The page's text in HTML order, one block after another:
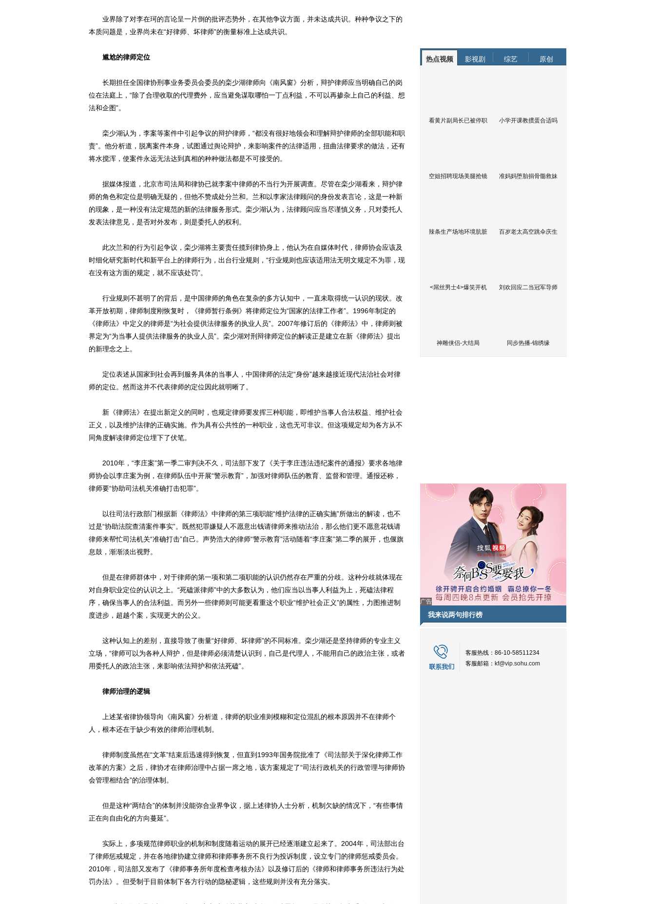
业界除了对李在珂的言论呈一片倒的批评态势外，在其他争议方面，并未达成共识。种种争议之下的
本质问题是，业界尚未在“好律师、坏律师”的衡量标准上达成共识。
尴尬的律师定位
长期担任全国律协刑事业务委员会委员的栾少湖律师向《南风窗》分析，辩护律师应当明确自己的岗
位在法庭上，“除了合理收取的代理费外，应当避免谋取哪怕一丁点利益，不可以再掺杂上自己的利益、想
法和企图”。
栾少湖认为，李案等案件中引起争议的辩护律师，“都没有很好地领会和理解辩护律师的全部职能和职
责”。他分析道，脱离案件本身，试图通过舆论辩护，来影响案件的法律适用，扭曲法律要求的做法，还有
将水搅浑，使案件永远无法达到真相的种种做法都是不可接受的。
据媒体报道，北京市司法局和律协已就李案中律师的不当行为开展调查。尽管在栾少湖看来，辩护律
师的角色和定位是明确无疑的，但他不赞成处分兰和。兰和以李家法律顾问的身份发表言论，这是一种新
的现象，是一种没有法定规范的新的法律服务形式。栾少湖认为，法律顾问应当尽谨慎义务，只对委托人
发表法律意见，是否对外发布，则是委托人的权利。
此次兰和的行为引起争议，栾少湖将主要责任揽到律协身上，他认为在自媒体时代，律师协会应该及
时细化研究新时代和新平台上的律师行为，出台行业规则，“行业规则也应该适用法无明文规定不为罪，现
在没有这方面的规定，就不应该处罚”。
行业规则不甚明了的背后，是中国律师的角色在复杂的多方认知中，一直未取得统一认识的现状。改
革开放初期，律师制度刚恢复时，《律师暂行条例》将律师定位为“国家的法律工作者”。1996年制定的
《律师法》中定义的律师是“为社会提供法律服务的执业人员”。2007年修订后的《律师法》中，律师则被
界定为“为当事人提供法律服务的执业人员”。栾少湖对刑辩律师定位的解读正是建立在新《律师法》提出
的新理念之上。
定位表述从国家到社会再到服务具体的当事人，中国律师的法定“身份”越来越接近现代法治社会对律
师的定位。然而这并不代表律师的定位因此就明晰了。
新《律师法》在提出新定义的同时，也规定律师要发挥三种职能，即维护当事人合法权益、维护社会
正义，以及维护法律的正确实施。作为具有公共性的一种职业，这也无可非议。但这项规定却为各方从不
同角度解读律师定位埋下了伏笔。
2010年，“李庄案”第一季二审判决不久，司法部下发了《关于李庄违法违纪案件的通报》要求各地律
师协会以李庄案为例，在律师队伍中开展“警示教育”，加强对律师队伍的教育、监督和管理。通报还称，
律师要“协助司法机关准确打击犯罪”。
以往司法行政部门根据新《律师法》中律师的第三项职能“维护法律的正确实施”所做出的解读，也不
过是“协助法院查清案件事实”。既然犯罪嫌疑人不愿意出钱请律师来推动法治，那么他们更不愿意花钱请
律师来帮忙司法机关“准确打击”自己。声势浩大的律师“警示教育”活动随着“李庄案”第二季的展开，也偃旗
息鼓，渐渐淡出视野。
但是在律师群体中，对于律师的第一项和第二项职能的认识仍然存在严重的分歧。这种分歧就体现在
对自身职业定位的认识之上。“死磕派律师”中的大多数认为，他们应当以当事人利益为上，死磕法律程
序，确保当事人的合法利益。而另外一些律师则可能更看重这个职业“维护社会正义”的属性，力图推进制
度进步，超越个案，实现更大的公义。
这种认知上的差别，直接导致了衡量“好律师、坏律师”的不同标准。栾少湖还是坚持律师的专业主义
立场，“律师可以为各种人辩护，但是律师必须清楚认识到，自己是代理人，不能用自己的政治主张，或者
用委托人的政治主张，来影响依法辩护和依法死磕”。
律师治理的逻辑
上述某省律协领导向《南风窗》分析道，律师的职业准则模糊和定位混乱的根本原因并不在律师个
人，根本还在于缺少有效的律师治理机制。
律师制度虽然在“文革”结束后迅速得到恢复，但直到1993年国务院批准了《司法部关于深化律师工作
改革的方案》之后，律协才在律师治理中占据一席之地，该方案规定了“司法行政机关的行政管理与律师协
会管理相结合”的治理体制。
但是这种“两结合”的体制并没能弥合业界争议，据上述律协人士分析，机制欠缺的情况下，“有些事情
正在向自由化的方向蔓延”。
实际上，多项规范律师职业的机制和制度随着运动的展开已经逐渐建立起来了。2004年，司法部出台
了律师惩戒规定，并在各地律协建立律师和律师事务所不良行为投诉制度，设立专门的律师惩戒委员会。
2010年，司法部又发布了《律师事务所年度检查考核办法》以及修订后的《律师和律师事务所违法行为处
罚办法》。但受制于目前体制下各方行动的隐秘逻辑，这些规则并没有充分落实。
热点视频 影视剧 综艺 原创
看黄片副局长已被停职 小学开课教掼蛋合适吗
空姐招聘现场美腿抢镜 准妈妈堕胎捐骨髓救妹
辣条生产场地环境肮脏 百岁老太高空跳伞庆生
<屌丝男士4>爆笑开机 刘欢回应二当冠军导师
神雕侠侣-大结局 同步热播-锦绣缘
广告
我来说两句排行榜
客服热线：86-10-58511234
客服邮箱： kf@vip.sohu.com